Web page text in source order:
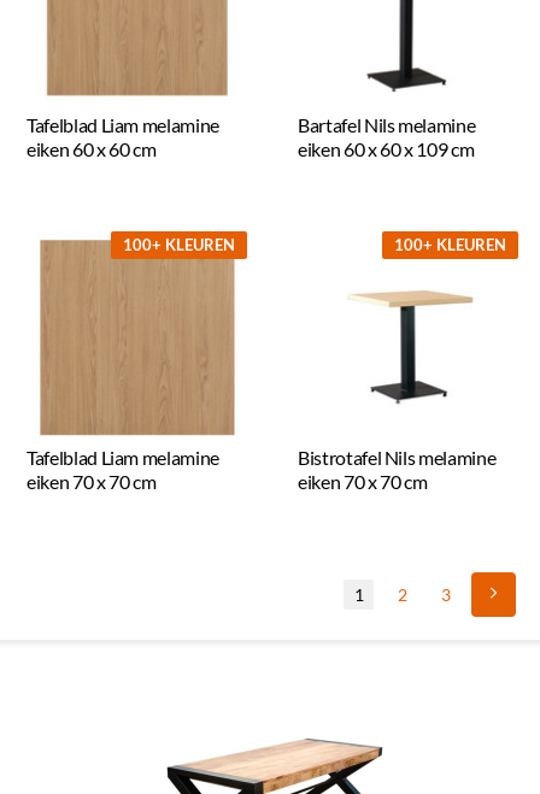
Tafelblad Liam melamine
eiken 60 x 60 cm
Bartafel Nils melamine
eiken 60 x 60 x 109 cm
Tafelblad Liam melamine
eiken 70 x 70 cm
100+ KLEUREN
Bistrotafel Nils melamine
eiken 70 x 70 cm
100+ KLEUREN
1 2 3